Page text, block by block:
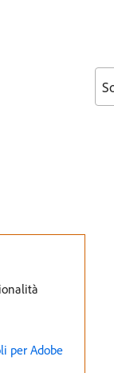
per Adobe